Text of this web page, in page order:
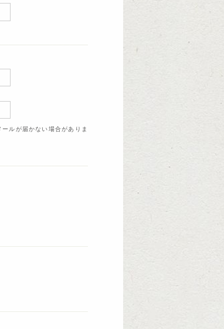
ルが届かない場合がありま